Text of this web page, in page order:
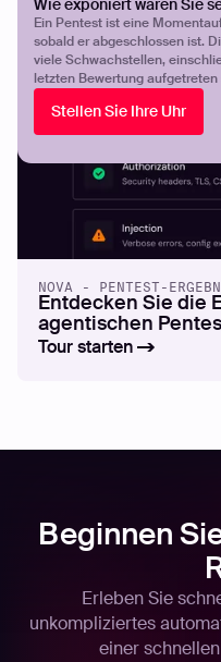
Ein Pentest ist eine
sobald er abgeschlossen ist.
viele Schwachstellen,
letzten Bewertung aufgetreten
Stellen Sie Ihre Uhr
NOVA - PENTEST-
Entdecken Sie die
agentischen
Tour starten
Beginnen
Erleben Sie
unkompliziertes
einer